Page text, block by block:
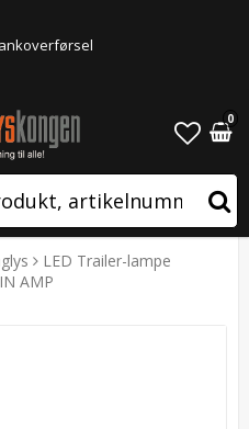
0
LED Trailer-lampe
AMP